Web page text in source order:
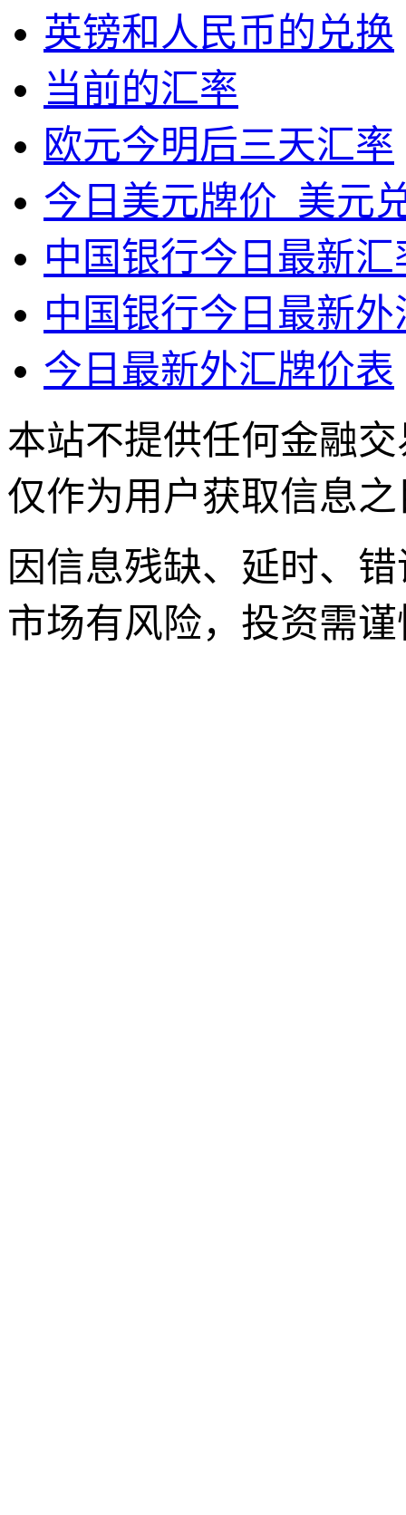
英镑和人民币的兑换
当前的汇率
欧元今明后三天汇率
今日美元牌价_美元
中国银行今日最新汇
中国银行今日最新
今日最新外汇牌价表
本站不提供任何金融
仅作为用户获取信息
因信息残缺、延时、
市场有风险，投资需